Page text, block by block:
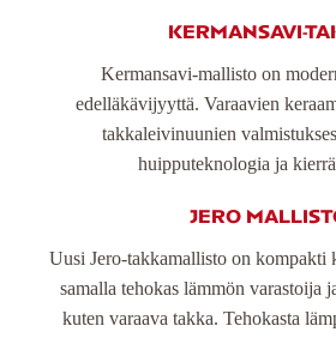
KERMANSAVI-
Kermansavi-mallisto on
edelläkävijyyttä. Varaavien
takkaleivinuunien
huipputeknologia ja
JERO
Uusi Jero-takkamallisto on kompakti
samalla tehokas lämmön varastoija
kuten varaava takka. Tehokasta